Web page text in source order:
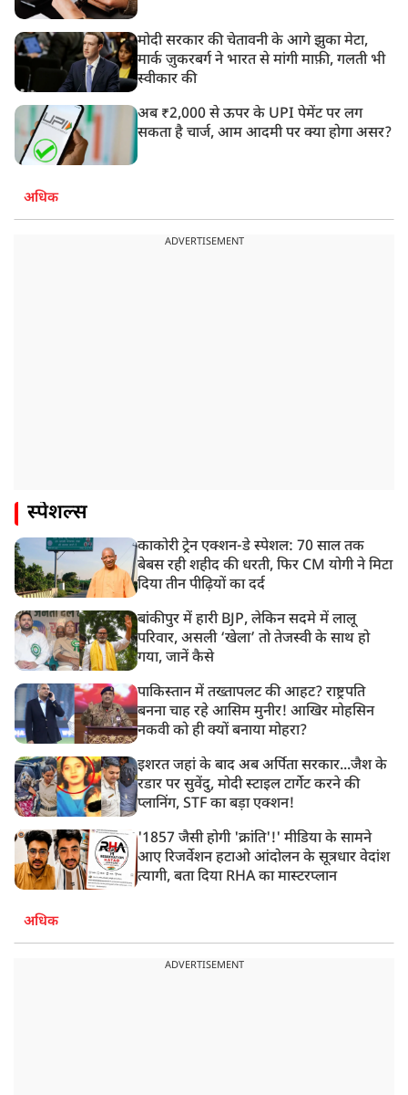
मोदी सरकार की चेतावनी के आगे झुका मेटा,
मार्क ज़ुकरबर्ग ने भारत से मांगी माफ़ी, गलती भी
स्वीकार की
अब ₹2,000 से ऊपर के UPI पेमेंट पर लग
सकता है चार्ज, आम आदमी पर क्या होगा असर?
अधिक
ADVERTISEMENT
स्पेशल्स
काकोरी ट्रेन एक्शन-डे स्पेशल: 70 साल तक
बेबस रही शहीद की धरती, फिर CM योगी ने मिटा
दिया तीन पीढ़ियों का दर्द
बांकीपुर में हारी BJP, लेकिन सदमे में लालू
परिवार, असली ‘खेला’ तो तेजस्वी के साथ हो
गया, जानें कैसे
पाकिस्तान में तख्तापलट की आहट? राष्ट्रपति
बनना चाह रहे आसिम मुनीर! आखिर मोहसिन
नकवी को ही क्यों बनाया मोहरा?
इशरत जहां के बाद अब अर्पिता सरकार...जैश के
रडार पर सुवेंदु, मोदी स्टाइल टार्गेट करने की
प्लानिंग, STF का बड़ा एक्शन!
'1857 जैसी होगी 'क्रांति'!' मीडिया के सामने
आए रिजर्वेशन हटाओ आंदोलन के सूत्रधार वेदांश
त्यागी, बता दिया RHA का मास्टरप्लान
अधिक
ADVERTISEMENT